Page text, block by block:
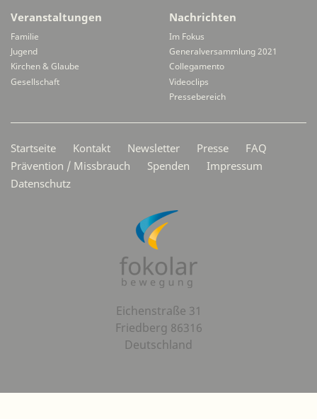
Veranstaltungen
Familie
Jugend
Kirchen & Glaube
Gesellschaft
Nachrichten
Im Fokus
Generalversammlung 2021
Collegamento
Videoclips
Pressebereich
Startseite Kontakt Newsletter Presse
FAQ
Prävention / Missbrauch
Spenden
Impressum
Datenschutz
Eichenstraße 31
Friedberg 86316
Deutschland